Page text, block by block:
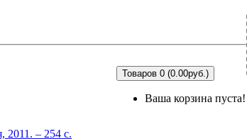
Товаров 0 (0.00руб.)
Ваша корзина пуста!
2011. – 254 с.